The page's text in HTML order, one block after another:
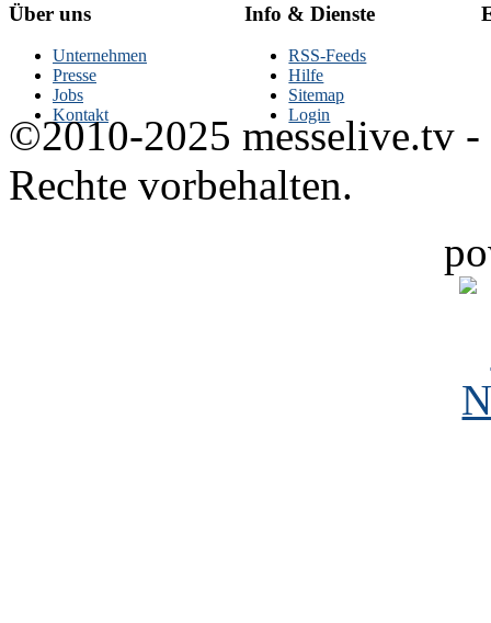
Über uns
Unternehmen
Presse
Jobs
Kontakt
Info & Dienste
RSS-Feeds
Hilfe
Sitemap
Login
©2010-2025 messelive.tv -
Rechte vorbehalten.